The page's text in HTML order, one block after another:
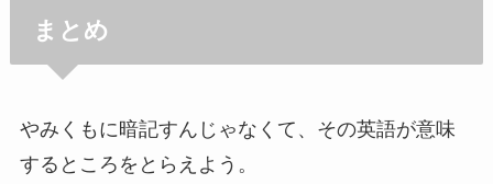
まとめ
やみくもに暗記すんじゃなくて、その英語が意味
するところをとらえよう。